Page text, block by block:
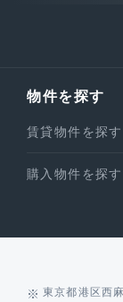
物件を探す
賃貸物件を探す
購入物件を探す
東京都港区西